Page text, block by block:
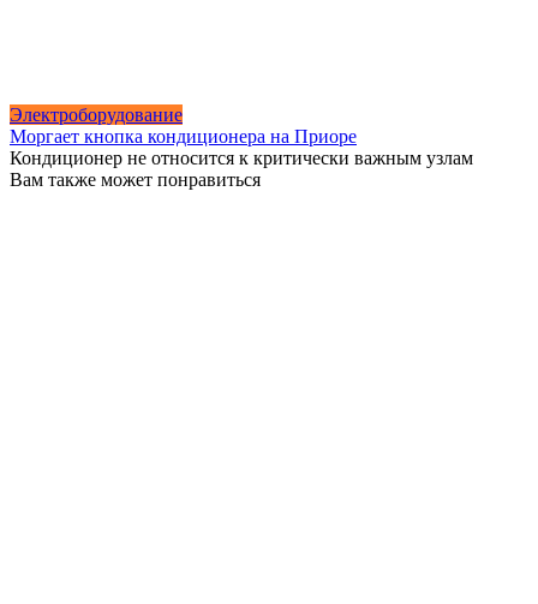
Электроборудование
Моргает кнопка кондиционера на Приоре
Кондиционер не относится к критически важным узлам
Вам также может понравиться